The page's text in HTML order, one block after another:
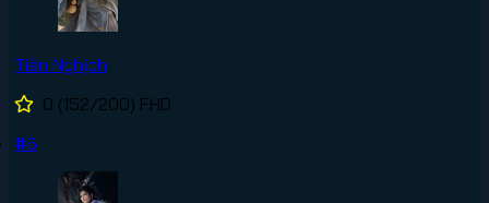
Tiên Nghịch
0 (152/200) FHD
#6